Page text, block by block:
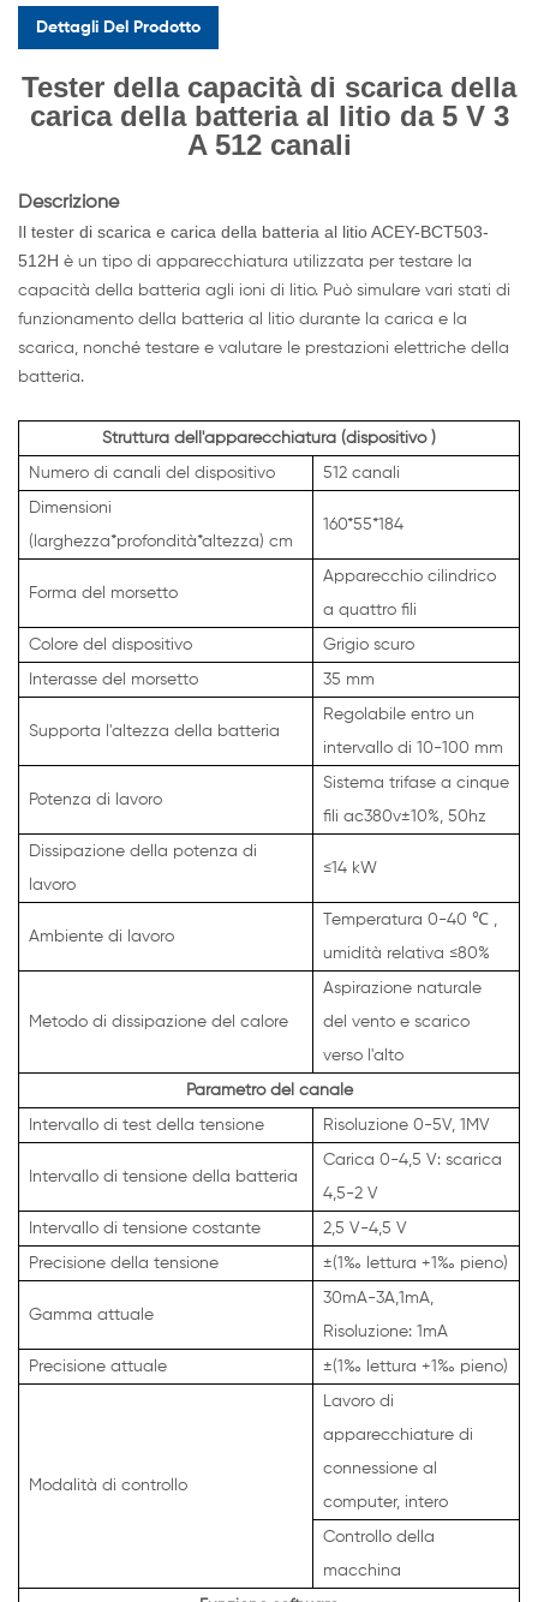
Dettagli Del Prodotto
Tester della capacità di scarica della
carica della batteria al litio da 5 V 3
A 512 canali
Descrizione
Il tester di scarica e carica della batteria al litio ACEY-BCT503-
512H è un tipo di apparecchiatura utilizzata per testare la
capacità della batteria agli ioni di litio. Può simulare vari stati di
funzionamento della batteria al litio durante la carica e la
scarica, nonché testare e valutare le prestazioni elettriche della
batteria.
Struttura dell'apparecchiatura (dispositivo )
Numero di canali del dispositivo 512 canali
Dimensioni
(larghezza*profondità*altezza) cm
160*55*184
Forma del morsetto
Apparecchio cilindrico
a quattro fili
Colore del dispositivo Grigio scuro
Interasse del morsetto 35 mm
Supporta l'altezza della batteria
Regolabile entro un
intervallo di 10-100 mm
Potenza di lavoro
Sistema trifase a cinque
fili ac380v±10%, 50hz
Dissipazione della potenza di
lavoro
≤14 kW
Ambiente di lavoro
Temperatura 0-40 ℃ ,
umidità relativa ≤80%
Metodo di dissipazione del calore
Aspirazione naturale
del vento e scarico
verso l'alto
Parametro del canale
Intervallo di test della tensione Risoluzione 0-5V, 1MV
Intervallo di tensione della batteria
Carica 0-4,5 V: scarica
4,5-2 V
Intervallo di tensione costante 2,5 V-4,5 V
Precisione della tensione ±(1‰ lettura +1‰ pieno)
Gamma attuale
30mA-3A,1mA,
Risoluzione: 1mA
Precisione attuale ±(1‰ lettura +1‰ pieno)
Modalità di controllo
Lavoro di
apparecchiature di
connessione al
computer, intero
Controllo della
macchina